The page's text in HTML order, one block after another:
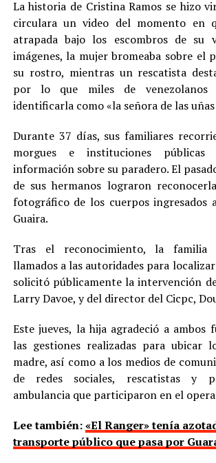
La historia de Cristina Ramos se hizo
circulara un video del momento en
atrapada bajo los escombros de su
imágenes, la mujer bromeaba sobre el
su rostro, mientras un rescatista
por lo que miles de venezolanos
identificarla como «la señora de las
Durante 37 días, sus familiares
morgues e instituciones
información sobre su paradero. El
de sus hermanos lograron
fotográfico de los cuerpos ingresados
Guaira.
Tras el reconocimiento, la familia
llamados a las autoridades para
solicitó públicamente la intervención
Larry Davoe, y del director del Cicpc,
Este jueves, la hija agradeció a ambos
las gestiones realizadas para ubicar
madre, así como a los medios de
de redes sociales, rescatistas y
ambulancia que participaron en el
Lee también:«El Ranger» tenía
transporte público que pasa por